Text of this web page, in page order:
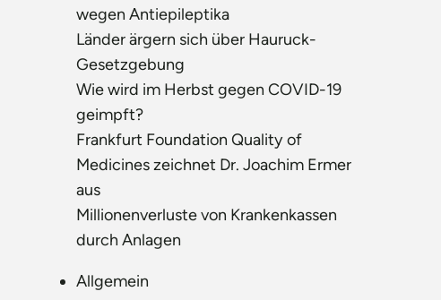
wegen Antiepileptika
Länder ärgern sich über Hauruck-
Gesetzgebung
Wie wird im Herbst gegen COVID-19
geimpft?
Frankfurt Foundation Quality of
Medicines zeichnet Dr. Joachim Ermer
aus
Millionenverluste von Krankenkassen
durch Anlagen
Allgemein